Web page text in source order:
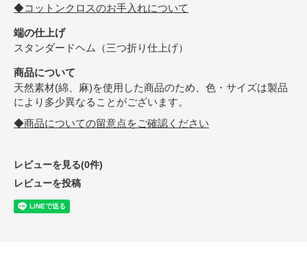
◆コットンクロスのお手入れについて
端の仕上げ
スタンダードヘム（三つ折り仕上げ）
商品について
天然素材(綿、麻)を使用した商品のため、色・サイズは製品
により多少異なることがございます。
◆商品についての留意点をご確認ください
レビューを見る(0件)
レビューを投稿